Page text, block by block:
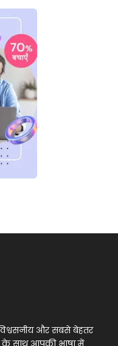
और सबसे बेहतर
के साथ आपकी भाषा में